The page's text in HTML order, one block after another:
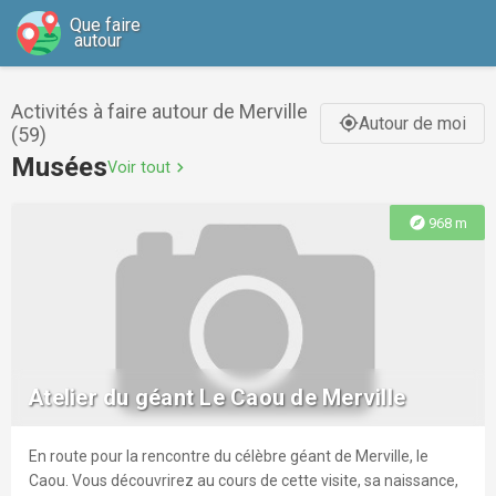
Que faire
autour
Activités à faire autour de Merville
(59)
gps_fixedAutour de moi
MuséesVoir tout chevron_right
explore 968 m
Atelier du géant Le Caou de Merville
En route pour la rencontre du célèbre géant de Merville, le
Caou. Vous découvrirez au cours de cette visite, sa naissance,